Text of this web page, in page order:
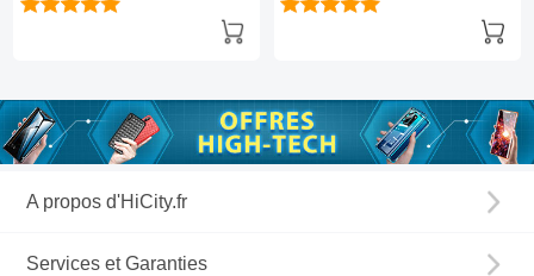
A propos d'HiCity.fr
Services et Garanties